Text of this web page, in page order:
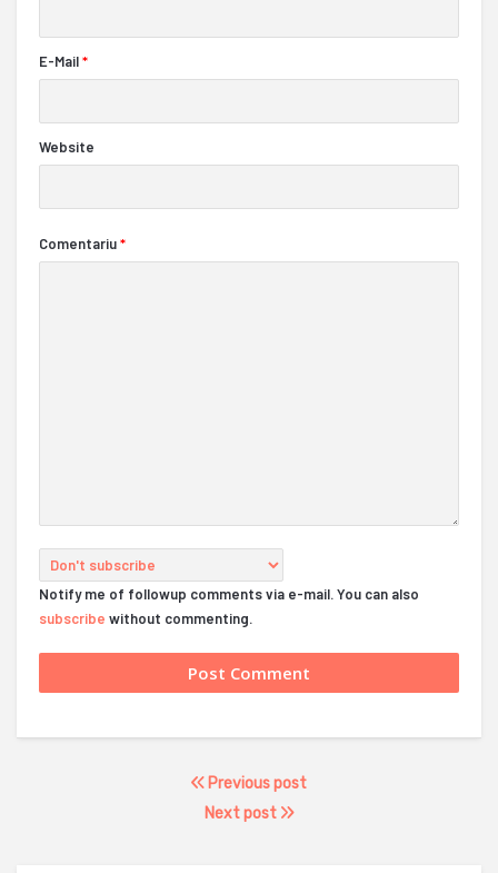
E-Mail*
Website
Comentariu*
Notify me of followup comments via e-mail. You can also
subscribe without commenting.
Previous post
Next post